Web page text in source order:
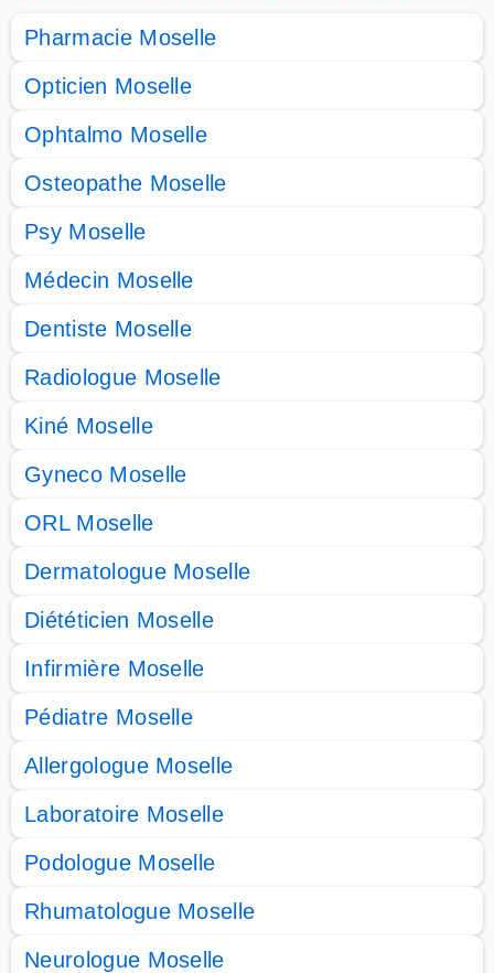
Pharmacie Moselle
Opticien Moselle
Ophtalmo Moselle
Osteopathe Moselle
Psy Moselle
Médecin Moselle
Dentiste Moselle
Radiologue Moselle
Kiné Moselle
Gyneco Moselle
ORL Moselle
Dermatologue Moselle
Diététicien Moselle
Infirmière Moselle
Pédiatre Moselle
Allergologue Moselle
Laboratoire Moselle
Podologue Moselle
Rhumatologue Moselle
Neurologue Moselle